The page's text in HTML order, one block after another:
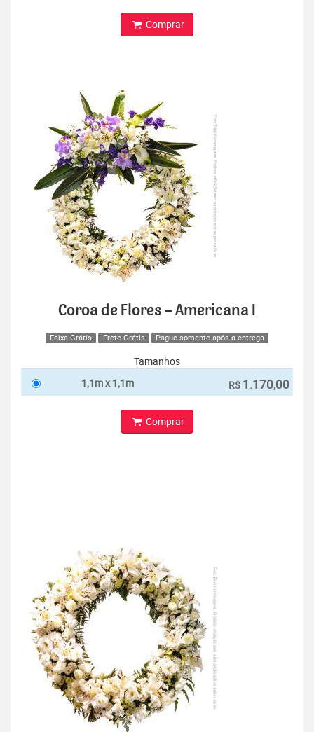
Comprar
Coroa de Flores – Americana I
Faixa Grátis Frete Grátis Pague somente após a entrega
Tamanhos
1,1m x 1,1m
R$ 1.170,00
Comprar